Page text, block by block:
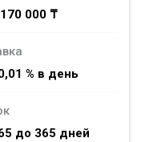
000 ₸
% в день
до 365 дней